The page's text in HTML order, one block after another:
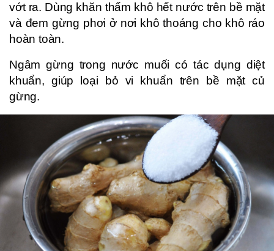
vớt ra. Dùng khăn thấm khô hết nước trên bề mặt
và đem gừng phơi ở nơi khô thoáng cho khô ráo
hoàn toàn.
Ngâm gừng trong nước muối có tác dụng diệt
khuẩn, giúp loại bỏ vi khuẩn trên bề mặt củ
gừng.